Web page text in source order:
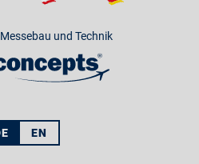
und Technik
EN